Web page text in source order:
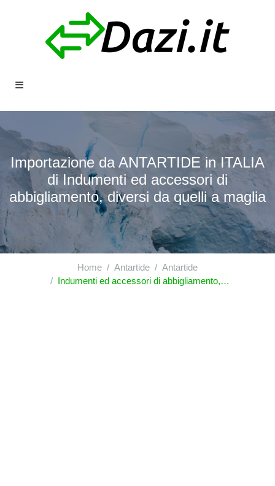
Importazione da ANTARTIDE in ITALIA
di Indumenti ed accessori di
abbigliamento, diversi da quelli a maglia
Home Antartide
Antartide
Indumenti ed accessori di abbigliamento, diversi da quelli a maglia